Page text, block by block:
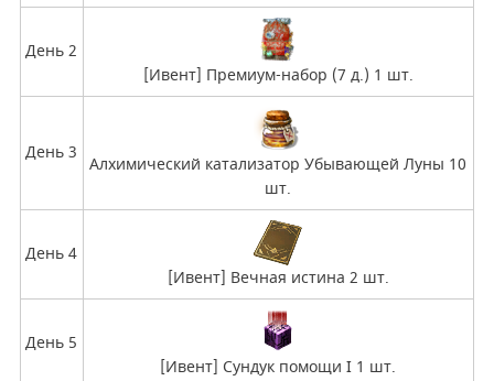
День 2
[Ивент] Премиум-набор (7 д.) 1 шт.
День 3
Алхимический катализатор Убывающей Луны 10
шт.
День 4
[Ивент] Вечная истина 2 шт.
День 5
[Ивент] Сундук помощи I 1 шт.